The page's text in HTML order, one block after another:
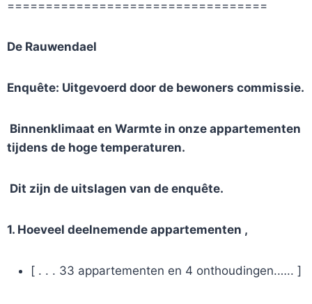
==================================
De Rauwendael
Enquête: Uitgevoerd door de bewoners commissie.
Binnenklimaat en Warmte in onze appartementen
tijdens de hoge temperaturen.
Dit zijn de uitslagen van de enquête.
1. Hoeveel deelnemende appartementen ,
[ . . . 33 appartementen en 4 onthoudingen.….. ]